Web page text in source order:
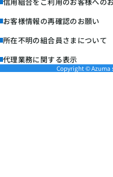
お客様情報の再確認のお願い
所在不明の組合員さまについて
代理業務に関する表示
Copyright © Azuma